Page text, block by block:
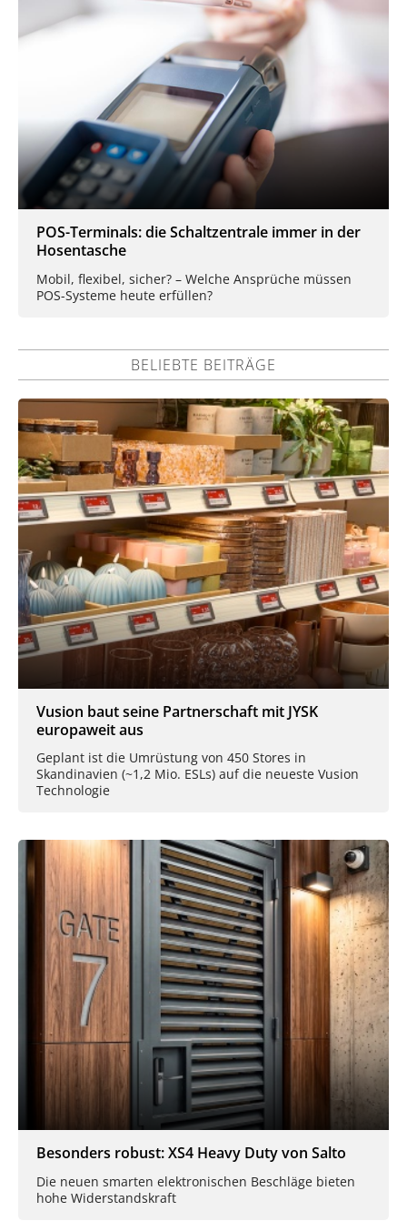
POS-Terminals: die Schaltzentrale immer in der
Hosentasche
Mobil, flexibel, sicher? – Welche Ansprüche müssen
POS-Systeme heute erfüllen?
BELIEBTE BEITRÄGE
Vusion baut seine Partnerschaft mit JYSK
europaweit aus
Geplant ist die Umrüstung von 450 Stores in
Skandinavien (~1,2 Mio. ESLs) auf die neueste Vusion
Technologie
Besonders robust: XS4 Heavy Duty von Salto
Die neuen smarten elektronischen Beschläge bieten
hohe Widerstandskraft